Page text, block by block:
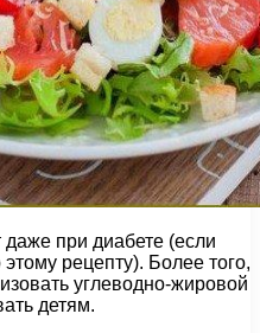
даже при диабете (если
рецепту). Более того,
углеводно-жировой
детям.